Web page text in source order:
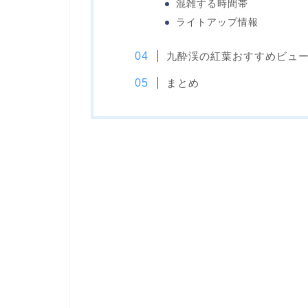
混雑する時間帯
ライトアップ情報
九酔渓の紅葉おすすめビュ
まとめ